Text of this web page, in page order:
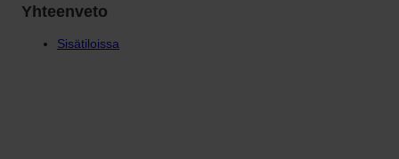
Yhteenveto
Sisätiloissa